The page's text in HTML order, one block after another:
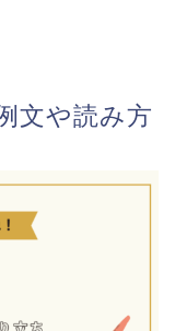
文や読み方